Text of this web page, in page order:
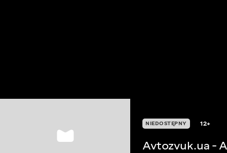
NIEDOSTĘPNY 12+
Avtozvuk.ua -